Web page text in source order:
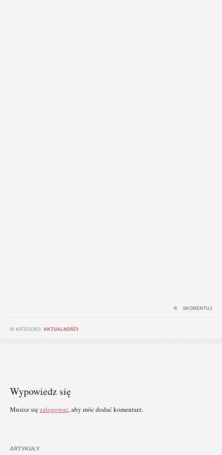
W KATEGORII: AKTUALNOŚCI
SKOMENTUJ
Wypowiedz się
Musisz sięzalogować, aby móc dodać komentarz.
ARTYKUŁY